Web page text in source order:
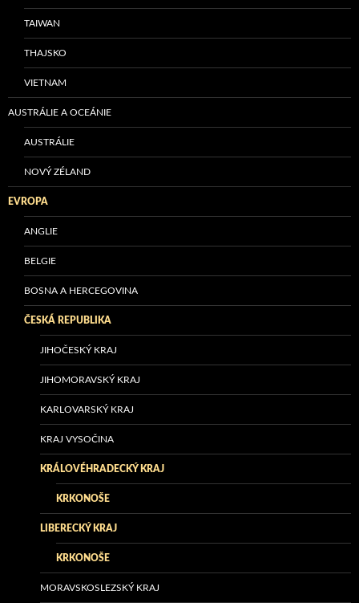
TAIWAN
THAJSKO
VIETNAM
AUSTRÁLIE A OCEÁNIE
AUSTRÁLIE
NOVÝ ZÉLAND
EVROPA
ANGLIE
BELGIE
BOSNA A HERCEGOVINA
ČESKÁ REPUBLIKA
JIHOČESKÝ KRAJ
JIHOMORAVSKÝ KRAJ
KARLOVARSKÝ KRAJ
KRAJ VYSOČINA
KRÁLOVÉHRADECKÝ KRAJ
KRKONOŠE
LIBERECKÝ KRAJ
KRKONOŠE
MORAVSKOSLEZSKÝ KRAJ